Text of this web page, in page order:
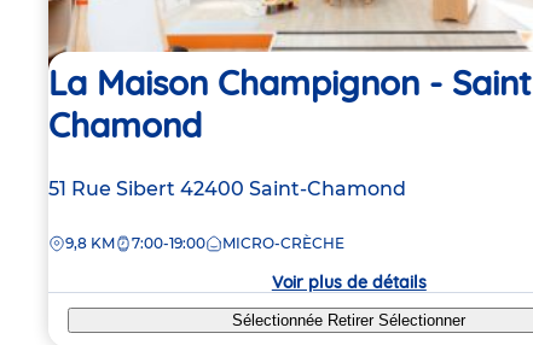
La Maison Champignon - Saint
Chamond
Adresse
la
51 Rue Sibert 42400 Saint-Chamond
DISTANCE
9,8 KM 7:00-19:00 MICRO-CRÈCHE
Voir plus de détails
Sélectionnée RetirerSélectionner